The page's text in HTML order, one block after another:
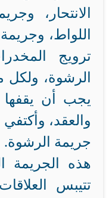
الانتحار،
اللواط،
ترويج
الرشوة،
يجب أن يقفها
والعقد،
جريمة الرشوة.
هذه الجريمة
تتيبس